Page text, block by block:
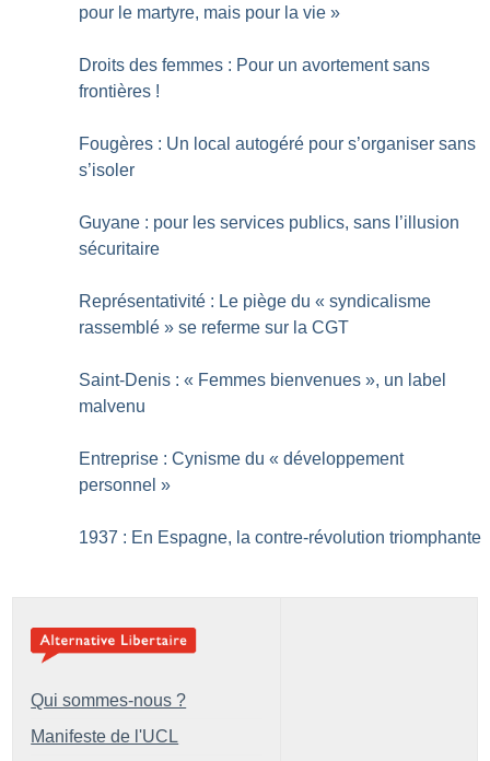
pour le martyre, mais pour la vie »
Droits des femmes : Pour un avortement sans
frontières !
Fougères : Un local autogéré pour s’organiser sans
s’isoler
Guyane : pour les services publics, sans l’illusion
sécuritaire
Représentativité : Le piège du « syndicalisme
rassemblé » se referme sur la CGT
Saint-Denis : « Femmes bienvenues », un label
malvenu
Entreprise : Cynisme du « développement
personnel »
1937 : En Espagne, la contre-révolution triomphante
Qui sommes-nous ?
Manifeste de l'UCL